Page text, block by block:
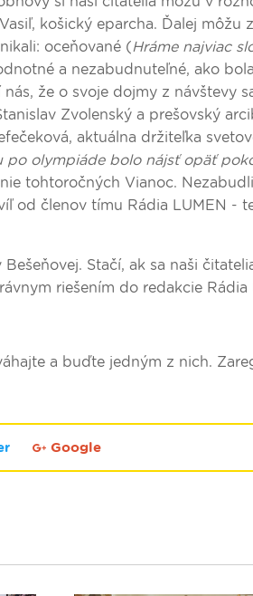
košický eparcha. Ďalej môžu
oceňované (Hráme najviac
a nezabudnuteľné, ako
nás, že o svoje dojmy z návštevy
Zvolenský a prešovský
aktuálna držiteľka
po olympiáde bolo nájsť opäť
tohtoročných Vianoc.
od členov tímu Rádia LUMEN -
Stačí, ak sa naši
riešením do redakcie Rádia
a buďte jedným z nich.
Google